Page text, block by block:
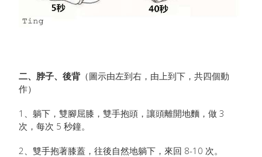
二、 脖子、後背（圖示由左到右，由上到下，共四個動
作）
1、躺下，雙腳屈膝，雙手抱頭，讓頭離開地麵，做 3
次，每次 5 秒鐘。
2、雙手抱著膝蓋，往後自然地躺下，來回 8-10 次。